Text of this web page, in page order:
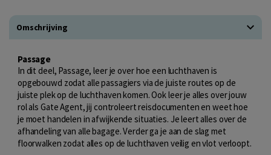
Omschrijving
Passage
In dit deel, Passage, leer je over hoe een luchthaven is
opgebouwd zodat alle passagiers via de juiste routes op de
juiste plek op de luchthaven komen. Ook leer je alles over jouw
rol als Gate Agent, jij controleert reisdocumenten en weet hoe
je moet handelen in afwijkende situaties. Je leert alles over de
afhandeling van alle bagage. Verder ga je aan de slag met
floorwalken zodat alles op de luchthaven veilig en vlot verloopt.